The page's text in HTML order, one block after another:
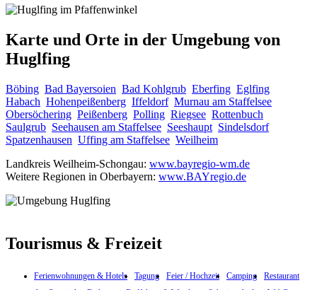
Karte und Orte in der Umgebung von
Huglfing
Böbing Bad Bayersoien Bad Kohlgrub Eberfing Eglfing
Habach Hohenpeißenberg Iffeldorf Murnau am Staffelsee
Obersöchering Peißenberg Polling Riegsee Rottenbuch
Saulgrub Seehausen am Staffelsee Seeshaupt Sindelsdorf
Spatzenhausen Uffing am Staffelsee Weilheim
Landkreis Weilheim-Schongau: www.bayregio-wm.de
Weitere Regionen in Oberbayern: www.BAYregio.de
Tourismus & Freizeit
Ferienwohnungen & Hotels Tagung Feier / Hochzeit Camping
Restaurant